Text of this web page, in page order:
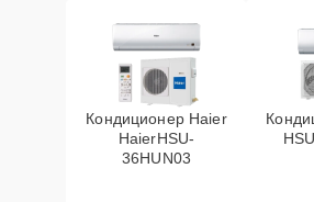
Кондиционер Haier
HaierHSU-
36HUN03